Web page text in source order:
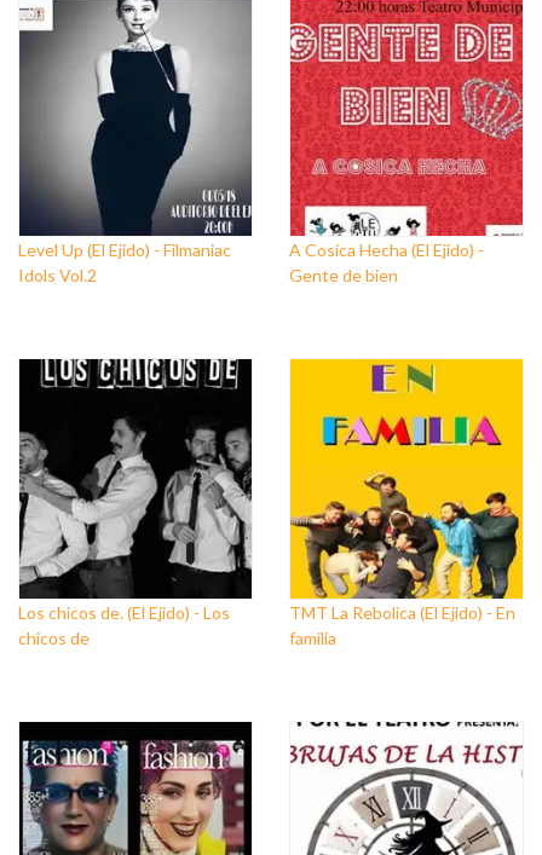
Level Up (El Ejido) - Filmaniac
Idols Vol.2
A Cosica Hecha (El Ejido) -
Gente de bien
Los chicos de. (El Ejido) - Los
chicos de
TMT La Rebolica (El Ejido) - En
familia